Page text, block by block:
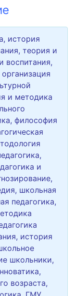
история
теория и
воспитания,
и методика
философия
и
школьная
педагогика,
история
школьники,
возраста,